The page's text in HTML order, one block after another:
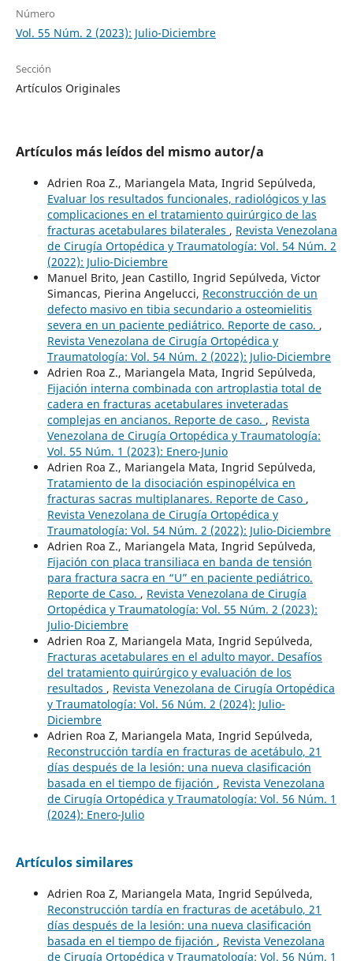
Número
Vol. 55 Núm. 2 (2023): Julio-Diciembre
Sección
Artículos Originales
Artículos más leídos del mismo autor/a
Adrien Roa Z., Mariangela Mata, Ingrid Sepúlveda,
Evaluar los resultados funcionales, radiológicos y las
complicaciones en el tratamiento quirúrgico de las
fracturas acetabulares bilaterales , Revista Venezolana
de Cirugía Ortopédica y Traumatología: Vol. 54 Núm. 2
(2022): Julio-Diciembre
Manuel Brito, Jean Castillo, Ingrid Sepúlveda, Victor
Simancas, Pierina Angelucci, Reconstrucción de un
defecto masivo en tibia secundario a osteomielitis
severa en un paciente pediátrico. Reporte de caso. ,
Revista Venezolana de Cirugía Ortopédica y
Traumatología: Vol. 54 Núm. 2 (2022): Julio-Diciembre
Adrien Roa Z., Mariangela Mata, Ingrid Sepúlveda,
Fijación interna combinada con artroplastia total de
cadera en fracturas acetabulares inveteradas
complejas en ancianos. Reporte de caso. , Revista
Venezolana de Cirugía Ortopédica y Traumatología:
Vol. 55 Núm. 1 (2023): Enero-Junio
Adrien Roa Z., Mariangela Mata, Ingrid Sepúlveda,
Tratamiento de la disociación espinopélvica en
fracturas sacras multiplanares. Reporte de Caso ,
Revista Venezolana de Cirugía Ortopédica y
Traumatología: Vol. 54 Núm. 2 (2022): Julio-Diciembre
Adrien Roa Z., Mariangela Mata, Ingrid Sepúlveda,
Fijación con placa transiliaca en banda de tensión
para fractura sacra en “U” en paciente pediátrico.
Reporte de Caso. , Revista Venezolana de Cirugía
Ortopédica y Traumatología: Vol. 55 Núm. 2 (2023):
Julio-Diciembre
Adrien Roa Z, Mariangela Mata, Ingrid Sepúlveda,
Fracturas acetabulares en el adulto mayor. Desafíos
del tratamiento quirúrgico y evaluación de los
resultados , Revista Venezolana de Cirugía Ortopédica
y Traumatología: Vol. 56 Núm. 2 (2024): Julio-
Diciembre
Adrien Roa Z, Mariangela Mata, Ingrid Sepúlveda,
Reconstrucción tardía en fracturas de acetábulo, 21
días después de la lesión: una nueva clasificación
basada en el tiempo de fijación , Revista Venezolana
de Cirugía Ortopédica y Traumatología: Vol. 56 Núm. 1
(2024): Enero-Julio
Artículos similares
Adrien Roa Z, Mariangela Mata, Ingrid Sepúlveda,
Reconstrucción tardía en fracturas de acetábulo, 21
días después de la lesión: una nueva clasificación
basada en el tiempo de fijación , Revista Venezolana
de Cirugía Ortopédica y Traumatología: Vol. 56 Núm. 1